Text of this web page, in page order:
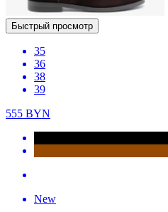
Быстрый просмотр
35
36
38
39
555 BYN
New